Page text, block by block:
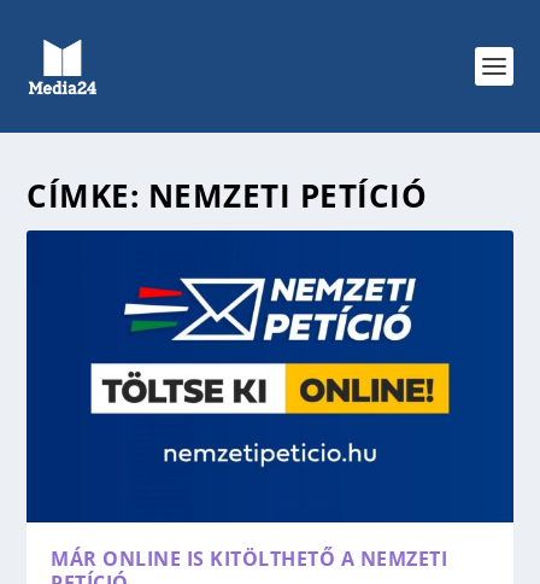
CÍMKE: NEMZETI PETÍCIÓ
MÁR ONLINE IS KITÖLTHETŐ A NEMZETI